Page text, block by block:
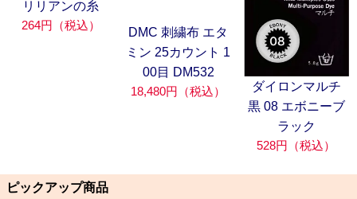
リリアンの糸
264円（税込）
DMC 刺繍布 エタ
ミン 25カウント 1
00目 DM532
18,480円（税込）
ダイロンマルチ
黒 08 エボニーブ
ラック
528円（税込）
ピックアップ商品